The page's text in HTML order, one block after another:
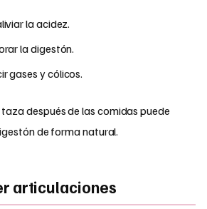
la acidez.
la digestón.
gases y cólicos.
después de las comidas puede
de forma natural.
articulaciones